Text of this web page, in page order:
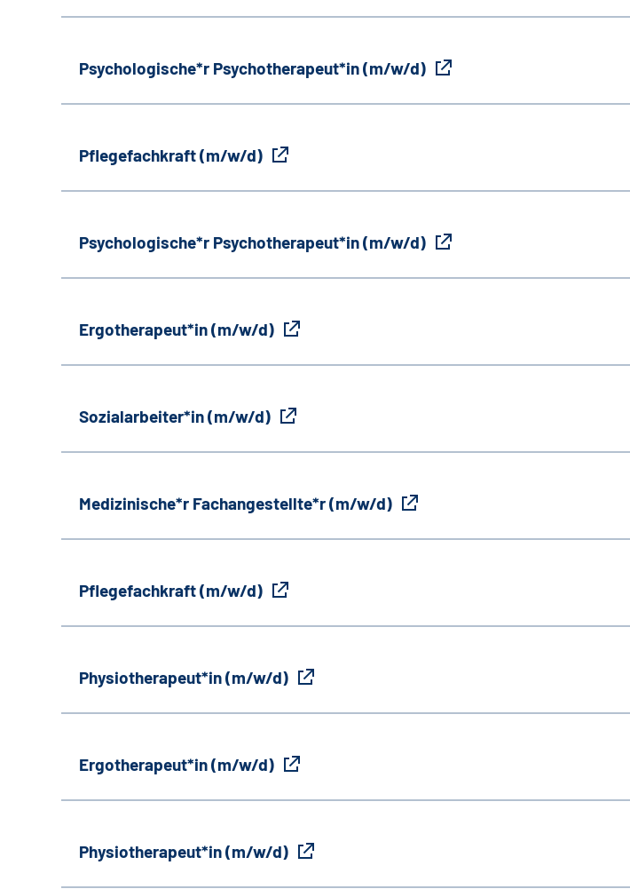
Psychologische*r Psychotherapeut*in (m/w/d)
Pflegefachkraft (m/w/d)
Psychologische*r Psychotherapeut*in (m/w/d)
Ergotherapeut*in (m/w/d)
Sozialarbeiter*in (m/w/d)
Medizinische*r Fachangestellte*r (m/w/d)
Pflegefachkraft (m/w/d)
Physiotherapeut*in (m/w/d)
Ergotherapeut*in (m/w/d)
Physiotherapeut*in (m/w/d)